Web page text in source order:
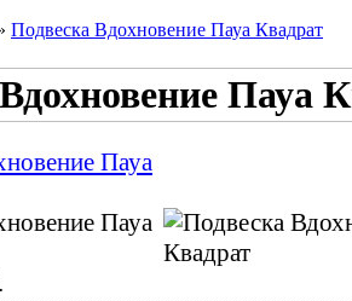
Подвеска Вдохновение Пауа Квадрат
Пауа